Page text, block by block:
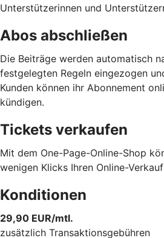
Unterstützerinnen und
Abos abschließen
Die Beiträge werden automatisch
festgelegten Regeln eingezogen
Kunden können ihr Abonnement
kündigen.
Tickets verkaufen
Mit dem One-Page-Online-Shop
wenigen Klicks Ihren Online-
Konditionen
29,90 EUR/mtl.
zusätzlich Transaktionsgebühren